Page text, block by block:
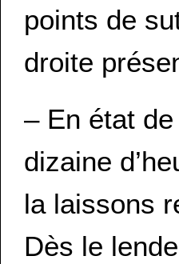
points de
droite
– En état
dizaine
la laissons
Dès le